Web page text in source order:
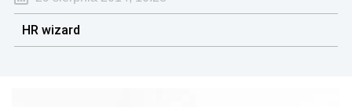
HR wizard